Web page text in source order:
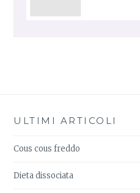
ULTIMI ARTICOLI
Cous cous freddo
Dieta dissociata